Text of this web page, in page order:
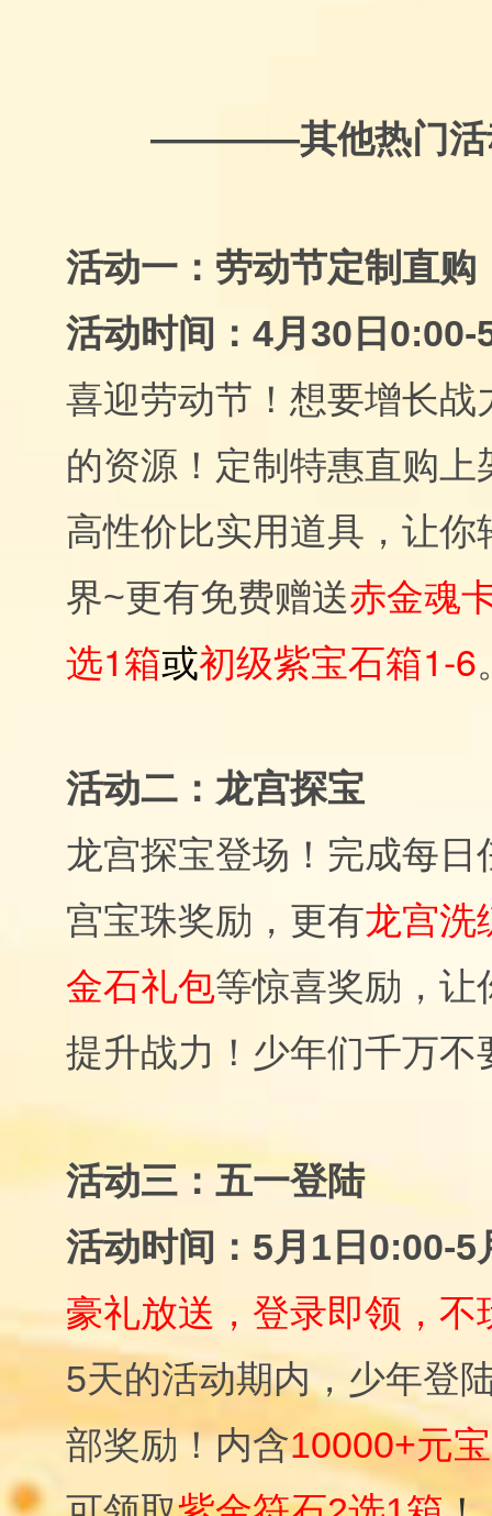
————其他热门
活动一：劳动节定制直购
活动时间：4月30日0:00-
喜迎劳动节！想要增长战
的资源！定制特惠直购上
高性价比实用道具，让你
界~更有免费赠送赤金魂
选1箱或初级紫宝石箱1-6
活动二：龙宫探宝
龙宫探宝登场！完成每日
宫宝珠奖励，更有龙宫洗
金石礼包等惊喜奖励，让
提升战力！少年们千万不
活动三：五一登陆
活动时间：5月1日0:00-5
豪礼放送，登录即领，不
5天的活动期内，少年登
部奖励！内含10000+元宝